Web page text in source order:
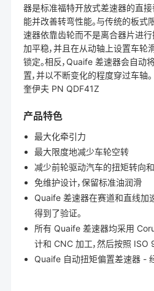
器是标准福特开放式差速器的直接
能并改善转弯性能。与传统的板式
速器依靠齿轮而不是离合器片进行
加平稳，并且在从动轴上设置车轮
锁定。相反，Quaife 差速器会自动
置，并以不断变化的程度穿过车轴。
奎伊夫 PN QDF41Z
产品特色
最大化牵引力
最大限度地减少车轮空转
减少前轮驱动汽车的扭矩转向
免维护设计，保留标准油润滑
Quaife 差速器在赛道和直线加
得到了验证。
所有 Quaife 差速器均采用
计和 CNC 加工，然后按照 ISO
Quaife 自动扭矩偏置差速器 -